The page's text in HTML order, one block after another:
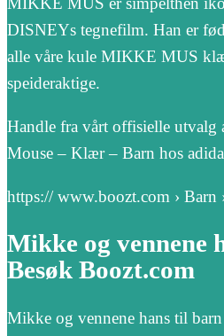
DISNEYs tegnefilm. Han er
alle våre kule MIKKE MUS
speideraktige.
Handle fra vårt offisielle utvalg
Mouse – Klær – Barn hos
https:// www.boozt.com › Barn
Mikke og vennene
Besøk Boozt.com
Mikke og vennene hans til